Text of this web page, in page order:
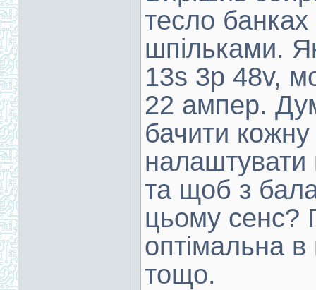
тесло
шпільками.
13s 3p 48v,
22 ампер.
бачити
налаштувати
та щоб з
цьому сенс?
оптімальна в
тощо.